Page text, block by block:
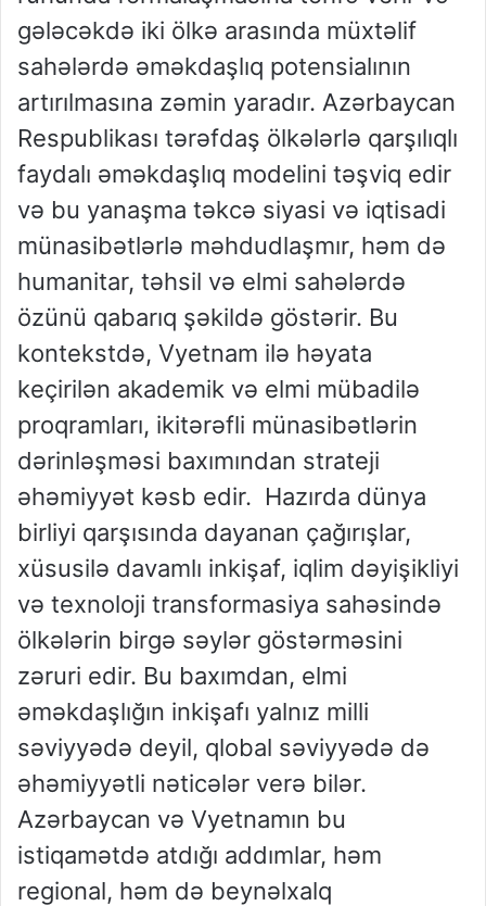
gələcəkdə iki ölkə arasında müxtəlif
sahələrdə əməkdaşlıq potensialının
artırılmasına zəmin yaradır. Azərbaycan
Respublikası tərəfdaş ölkələrlə qarşılıqlı
faydalı əməkdaşlıq modelini təşviq edir
və bu yanaşma təkcə siyasi və iqtisadi
münasibətlərlə məhdudlaşmır, həm də
humanitar, təhsil və elmi sahələrdə
özünü qabarıq şəkildə göstərir. Bu
kontekstdə, Vyetnam ilə həyata
keçirilən akademik və elmi mübadilə
proqramları, ikitərəfli münasibətlərin
dərinləşməsi baxımından strateji
əhəmiyyət kəsb edir. Hazırda dünya
birliyi qarşısında dayanan çağırışlar,
xüsusilə davamlı inkişaf, iqlim dəyişikliyi
və texnoloji transformasiya sahəsində
ölkələrin birgə səylər göstərməsini
zəruri edir. Bu baxımdan, elmi
əməkdaşlığın inkişafı yalnız milli
səviyyədə deyil, qlobal səviyyədə də
əhəmiyyətli nəticələr verə bilər.
Azərbaycan və Vyetnamın bu
istiqamətdə atdığı addımlar, həm
regional, həm də beynəlxalq